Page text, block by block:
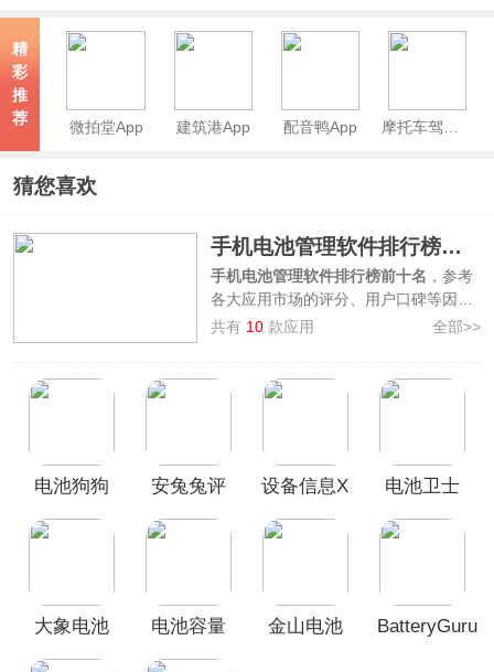
精
彩
推
荐
微拍堂App 建筑港App 配音鸭App
猜您喜欢
手机电池管理软件排行榜前十名
手机电池管理软件排行榜前十名 ，参考
各大应用市场的评分、用户口碑等因素
综合整理制作而来，上榜的软件有鲁大
理、大象电池医生、电池狗狗、安兔兔
管理您的手机电池。
本榜单仅供参考使用，旨在向广大用户
该榜单您有更好的建议，欢迎在评论区
共有 10 款应用 全部>>
电池狗狗
安兔兔评
设备信息X
电池卫士
大象电池
电池容量
金山电池
BatteryGuru